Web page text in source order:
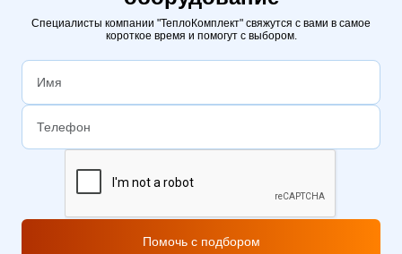
Специалисты компании "ТеплоКомплект" свяжутся с вами в самое
короткое время и помогут с выбором.
Помочь с подбором